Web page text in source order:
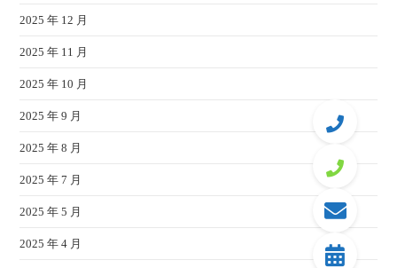
2025 年 12 月
2025 年 11 月
2025 年 10 月
2025 年 9 月
2025 年 8 月
2025 年 7 月
2025 年 5 月
2025 年 4 月